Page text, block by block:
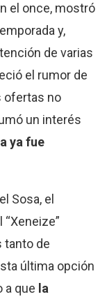
el once, mostró
y,
de varias
el rumor de
ofertas no
un interés
ya fue
Sosa, el
tanto de
última opción
a que la